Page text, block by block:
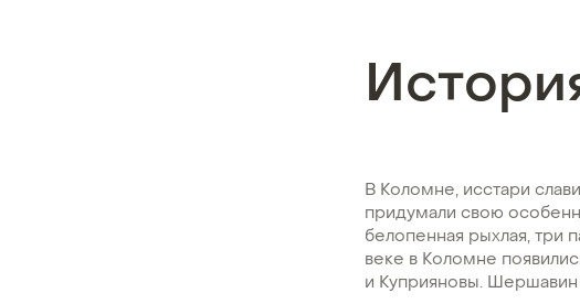
В Коломне, исстари
придумали свою
белопенная рыхлая, три
веке в Коломне
и Куприяновы. Шершавин